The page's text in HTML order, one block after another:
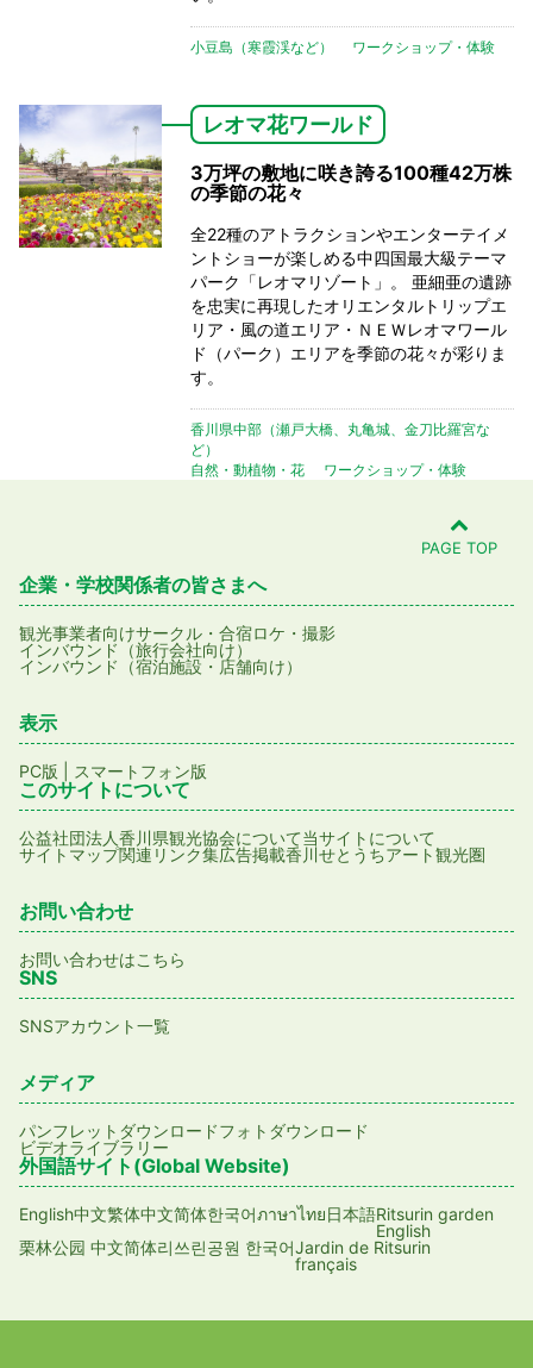
小豆島（寒霞渓など） ワークショップ・体験
レオマ花ワールド
3万坪の敷地に咲き誇る100種42万株
の季節の花々
全22種のアトラクションやエンターテイメ
ントショーが楽しめる中四国最大級テーマ
パーク「レオマリゾート」。 亜細亜の遺跡
を忠実に再現したオリエンタルトリップエ
リア・風の道エリア・ＮＥＷレオマワール
ド（パーク）エリアを季節の花々が彩りま
す。
香川県中部（瀬戸大橋、丸亀城、金刀比羅宮な
ど）
自然・動植物・花
ワークショップ・体験
PAGE TOP
企業・学校関係者の皆さまへ
観光事業者向けサークル・合宿ロケ・撮影
インバウンド（旅行会社向け）
インバウンド（宿泊施設・店舗向け）
表示
PC版 スマートフォン版
このサイトについて
公益社団法人香川県観光協会について当サイトについて
サイトマップ関連リンク集広告掲載香川せとうちアート観光圏
お問い合わせ
お問い合わせはこちら
SNS
SNSアカウント一覧
メディア
パンフレットダウンロードフォトダウンロード
ビデオライブラリー
外国語サイト(Global Website)
English中文繁体中文简体한국어ภาษาไทย日本語Ritsurin garden
English
栗林公园 中文简体리쓰린공원 한국어Jardin de Ritsurin
français